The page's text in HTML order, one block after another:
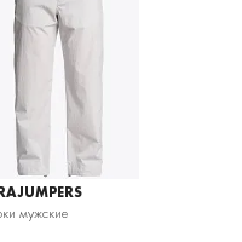
мужские